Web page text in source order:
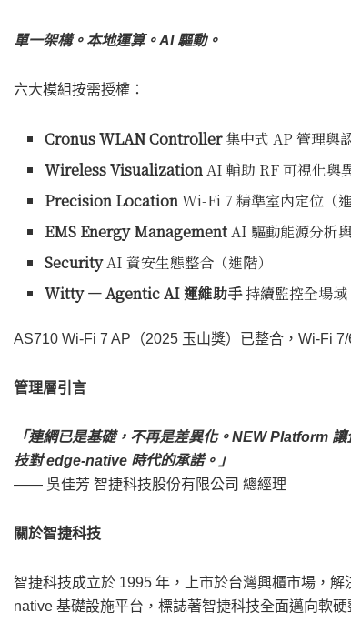
單一架構。本地運算。AI 驅動。
六大模組按需授權：
Cronus WLAN Controller集中式 AP 管理與
Wireless Visualization AI 輔助 RF 可視化與
Precision LocationWi-Fi 7 精準室內定位（進
EMS Energy ManagementAI 驅動能源分析
SecurityAI 資安生態整合（進階）
Witty — Agentic AI 運維助手持續監控全場
AS710 Wi-Fi 7 AP（2025 玉山獎）已整合，Wi-Fi
管理層引言
「連網已是基礎，不再是差異化。NEW Platform
技對 edge-native 時代的承諾。」
—— 吳佳芳 智捷科技股份有限公司 總經理
關於智捷科技
智捷科技成立於 1995 年，上市於台灣興櫃市場，
native 基礎設施平台，標誌著智捷科技全面邁向軟